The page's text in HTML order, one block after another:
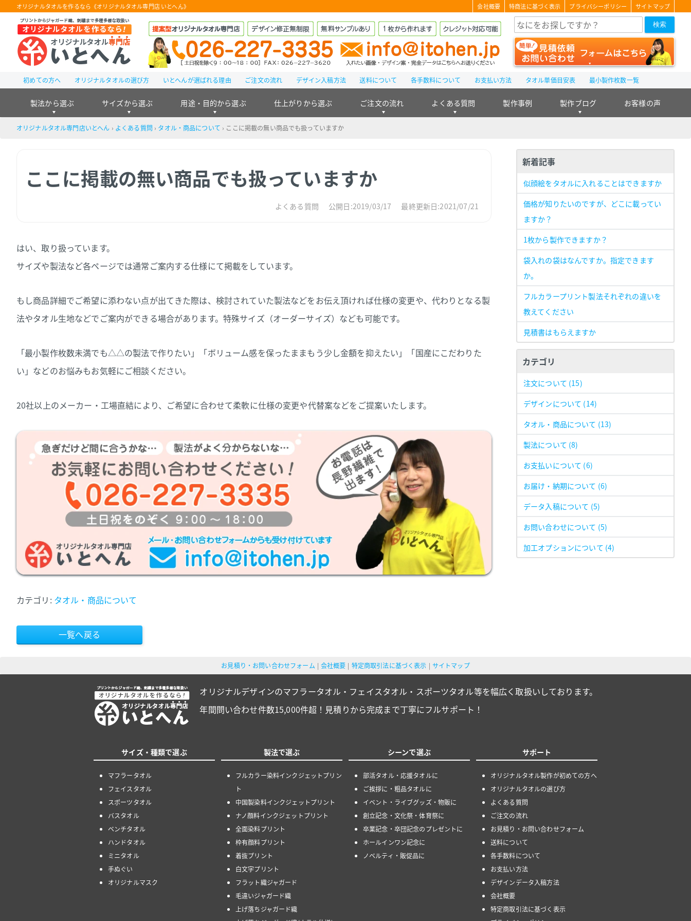
オリジナルタオルを作るなら《オリジナルタオル専門店 いとへん》 会社概要 特商法に基づく表示 プライバシーポリシー サイトマップ
検索
初めての方へ オリジナルタオルの選び方 いとへんが選ばれる理由 ご注文の流れ デザイン入稿方法 送料について 各手数料について お支払い方法 タオル単価目安表 最小製作枚数一覧
製法から選ぶ サイズから選ぶ 用途・目的から選ぶ 仕上がりから選ぶ ご注文の流れ よくある質問 製作事例 製作ブログ お客様の声
オリジナルタオル専門店いとへん › よくある質問 › タオル・商品について › ここに掲載の無い商品でも扱っていますか
ここに掲載の無い商品でも扱っていますか
よくある質問 公開日:2019/03/17 最終更新日:2021/07/21
はい、取り扱っています。
サイズや製法など各ページでは通常ご案内する仕様にて掲載をしています。
もし商品詳細でご希望に添わない点が出てきた際は、検討されていた製法などをお伝え頂ければ仕様の変更や、代わりとなる製
法やタオル生地などでご案内ができる場合があります。特殊サイズ（オーダーサイズ）なども可能です。
「最小製作枚数未満でも△△の製法で作りたい」「ボリューム感を保ったままもう少し金額を抑えたい」「国産にこだわりた
い」などのお悩みもお気軽にご相談ください。
20社以上のメーカー・工場直結により、ご希望に合わせて柔軟に仕様の変更や代替案などをご提案いたします。
カテゴリ: タオル・商品について
一覧へ戻る
新着記事
似顔絵をタオルに入れることはできますか
価格が知りたいのですが、どこに載ってい
ますか？
1枚から製作できますか？
袋入れの袋はなんですか。指定できます
か。
フルカラープリント製法それぞれの違いを
教えてください
見積書はもらえますか
カテゴリ
注文について (15)
デザインについて (14)
タオル・商品について (13)
製法について (8)
お支払いについて (6)
お届け・納期について (6)
データ入稿について (5)
お問い合わせについて (5)
加工オプションについて (4)
お見積り・お問い合わせフォーム 会社概要 特定商取引法に基づく表示 サイトマップ
オリジナルデザインのマフラータオル・フェイスタオル・スポーツタオル等を幅広く取扱いしております。
年間問い合わせ件数15,000件超！見積りから完成まで丁寧にフルサポート！
サイズ・種類で選ぶ
マフラータオル
フェイスタオル
スポーツタオル
バスタオル
ベンチタオル
ハンドタオル
ミニタオル
手ぬぐい
オリジナルマスク
製法で選ぶ
フルカラー染料インクジェットプリン
ト
中国製染料インクジェットプリント
ナノ顔料インクジェットプリント
全面染料プリント
枠有顔料プリント
着抜プリント
白文字プリント
フラット織ジャガード
毛違いジャガード織
上げ落ちジャガード織
シーンで選ぶ
部活タオル・応援タオルに
ご挨拶に・粗品タオルに
イベント・ライブグッズ・物販に
創立記念・文化祭・体育祭に
卒業記念・卒団記念のプレゼントに
ホールインワン記念に
ノベルティ・販促品に
サポート
オリジナルタオル製作が初めての方へ
オリジナルタオルの選び方
よくある質問
ご注文の流れ
お見積り・お問い合わせフォーム
送料について
各手数料について
お支払い方法
デザインデータ入稿方法
会社概要
特定商取引法に基づく表示